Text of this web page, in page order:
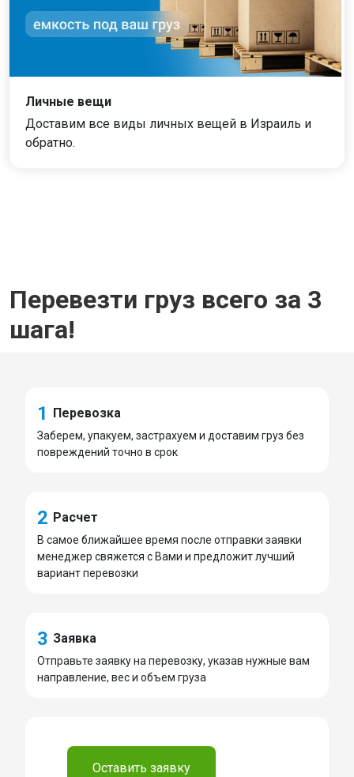
Личные вещи
Доставим все виды личных вещей в Израиль и
обратно.
Перевезти груз всего за 3
шага!
1 Перевозка
Заберем, упакуем, застрахуем и доставим груз без
повреждений точно в срок
2 Расчет
В самое ближайшее время после отправки заявки
менеджер свяжется с Вами и предложит лучший
вариант перевозки
3 Заявка
Отправьте заявку на перевозку, указав нужные вам
направление, вес и объем груза
Оставить заявку